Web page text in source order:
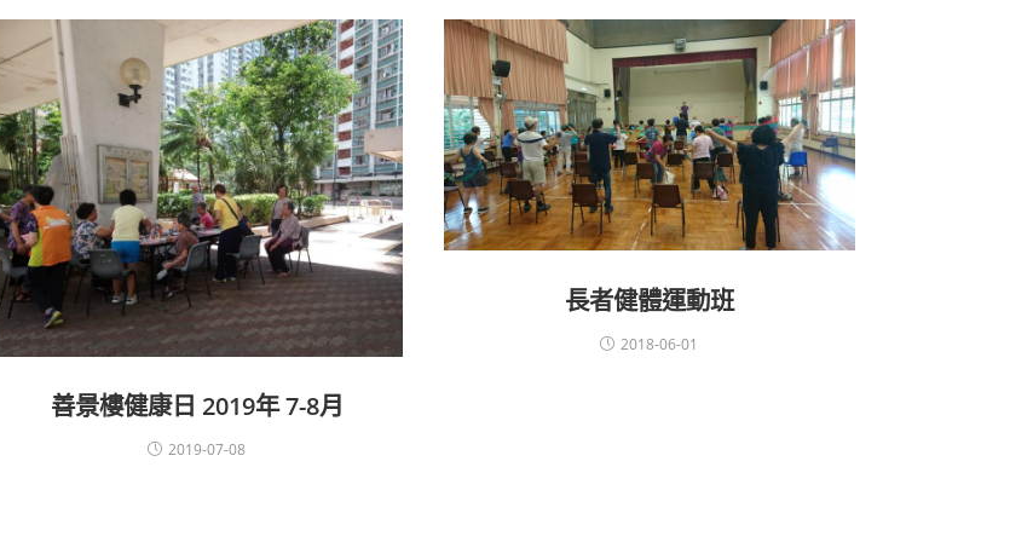
善景樓健康日 2019年 7-8月
2019-07-08
長者健體運動班
2018-06-01